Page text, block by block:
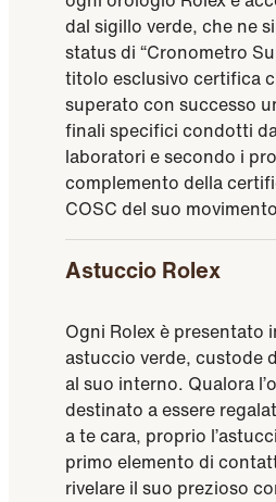
dal sigillo verde, che ne
status di “Cronometro
titolo esclusivo certifica
superato con successo
finali specifici condotti
laboratori e secondo i
complemento della
COSC del suo
Astuccio Rolex
Ogni Rolex è presentato
astuccio verde, custode
al suo interno. Qualora
destinato a essere
a te cara, proprio
primo elemento di
rivelare il suo prezioso